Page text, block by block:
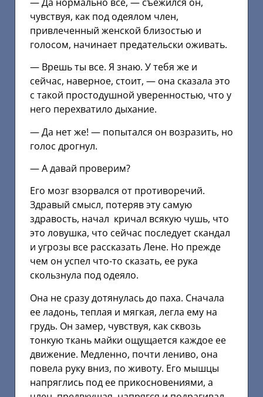
чувствуя, как под одеялом член,
привлеченный женской близостью и
голосом, начинает предательски оживать.
— Врешь ты все. Я знаю. У тебя же и
сейчас, наверное, стоит, — она сказала это
с такой простодушной уверенностью, что у
него перехватило дыхание.
— Да нет же! — попытался он возразить, но
голос дрогнул.
— А давай проверим?
Его мозг взорвался от противоречий.
Здравый смысл, потеряв эту самую
здравость, начал кричал всякую чушь, что
это ловушка, что сейчас последует скандал
и угрозы все рассказать Лене. Но прежде
чем он успел что-то сказать, ее рука
скользнула под одеяло.
Она не сразу дотянулась до паха. Сначала
ее ладонь, теплая и мягкая, легла ему на
грудь. Он замер, чувствуя, как сквозь
тонкую ткань майки ощущается каждое ее
движение. Медленно, почти лениво, она
повела руку вниз, по животу. Его мышцы
напряглись под ее прикосновениями, а